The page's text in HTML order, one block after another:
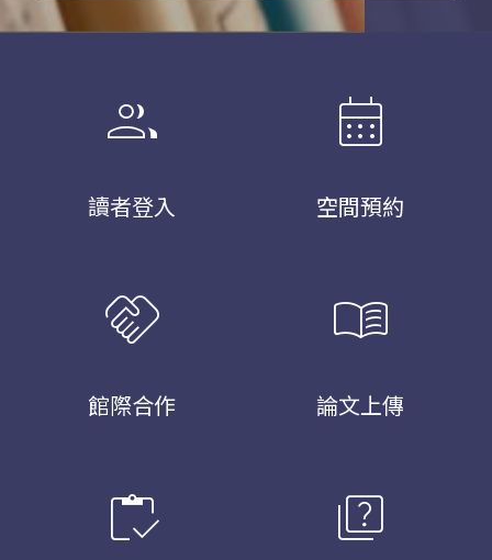
group
讀者登入
calendar_month
空間預約
handshake
館際合作
menu_book
論文上傳
inventory quiz